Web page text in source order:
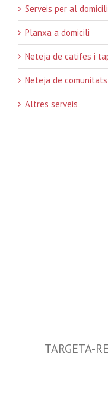
Serveis per al domicili
Planxa a domicili
Neteja de catifes i
Neteja de comunitats
Altres serveis
TARGETA-